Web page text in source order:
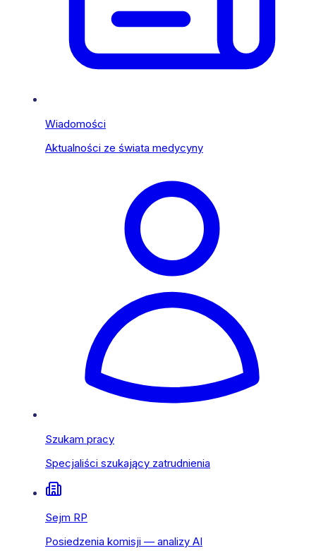
Wiadomości
Aktualności ze świata medycyny
Szukam pracy
Specjaliści szukający zatrudnienia
Sejm RP
Posiedzenia komisji — analizy AI